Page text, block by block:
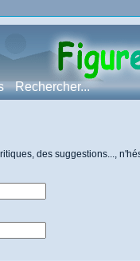
Rechercher...
des suggestions...,